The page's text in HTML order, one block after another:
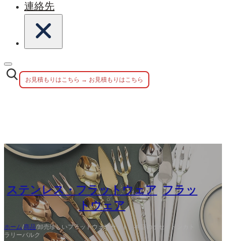
連絡先
お見積もりはこちら → お見積もりはこちら
ステンレス・フラットウェア ,フラッ
トウェア
ホーム/商品/卸売珍しいフラットウェアセット、神話のポセイドンカト
ラリーバルク